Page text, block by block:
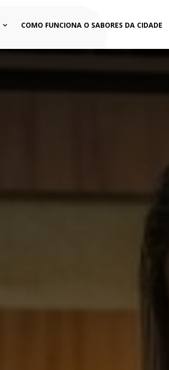
COMO FUNCIONA O SABORES DA CIDADE